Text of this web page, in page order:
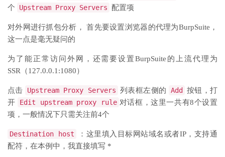
个
Upstream Proxy Servers 配置项
对外网进行抓包分析， 首先要设置浏览器的代理为BurpSuite，
这一点是毫无疑问的
为了能正常访问外网，还需要设置BurpSuite的上流代理为
SSR（127.0.0.1:1080）
点击 Upstream Proxy Servers 列表框左侧的 Add
按钮，打
开
Edit upstream proxy rule 对话框，这里一共有8个设置
项，一般情况下只需关注前4个
Destination host
：这里填入目标网站域名或者IP，支持通
配符，在本例中，我直接填写 *